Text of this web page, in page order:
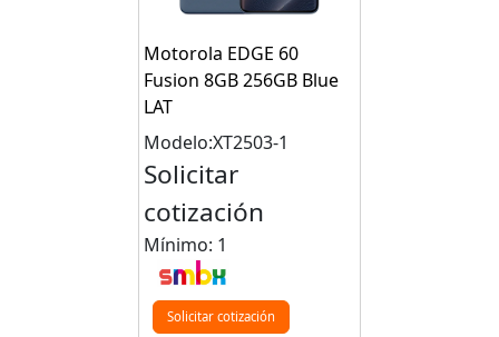
Motorola EDGE 60
Fusion 8GB 256GB Blue
LAT
Modelo:XT2503-1
Solicitar
cotización
Mínimo: 1
Solicitar cotización